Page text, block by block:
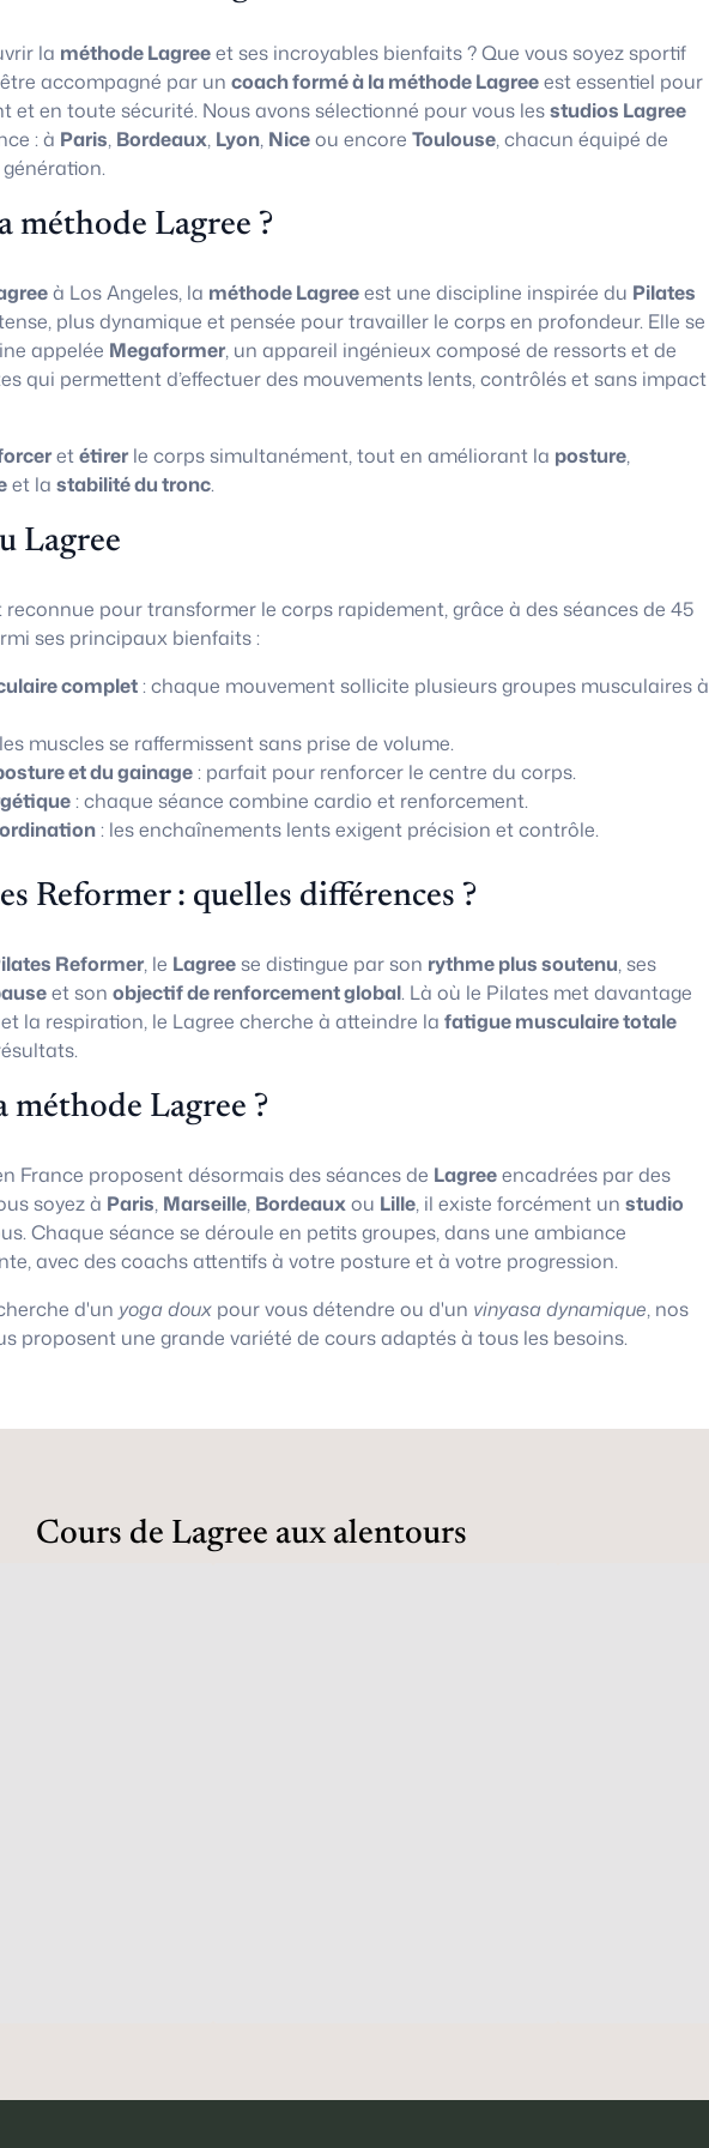
la méthode Lagreeet ses incroyables bienfaits ? Que vous soyez sportif
accompagné par un coach formé à la méthode Lagreeest essentiel pour
et en toute sécurité. Nous avons sélectionné pour vous lesstudios Lagree
: à Paris, Bordeaux, Lyon, Niceou encore Toulouse, chacun équipé de
méthode Lagree ?
à Los Angeles, la méthode Lagreeest une discipline inspirée du Pilates
plus dynamique et pensée pour travailler le corps en profondeur. Elle se
appelée Megaformer, un appareil ingénieux composé de ressorts et de
qui permettent d’effectuer des mouvements lents, contrôlés et sans impact
etétirerle corps simultanément, tout en améliorant la posture,
et la stabilité du tronc.
Lagree
reconnue pour transformer le corps rapidement, grâce à des séances de 45
ses principaux bienfaits :
complet: chaque mouvement sollicite plusieurs groupes musculaires à
muscles se raffermissent sans prise de volume.
et du gainage: parfait pour renforcer le centre du corps.
: chaque séance combine cardio et renforcement.
: les enchaînements lents exigent précision et contrôle.
Reformer : quelles différences ?
Reformer, le Lagree se distingue par son rythme plus soutenu, ses
et son objectif de renforcement global. Là où le Pilates met davantage
la respiration, le Lagree cherche à atteindre la fatigue musculaire totale
Lagree ?
France proposent désormais des séances de Lagreeencadrées par des
soyez à Paris, Marseille, Bordeauxou Lille, il existe forcément un studio
Chaque séance se déroule en petits groupes, dans une ambiance
avec des coachs attentifs à votre posture et à votre progression.
d'un yoga doux pour vous détendre ou d'un vinyasa dynamique, nos
proposent une grande variété de cours adaptés à tous les besoins.
Cours de Lagree aux alentours